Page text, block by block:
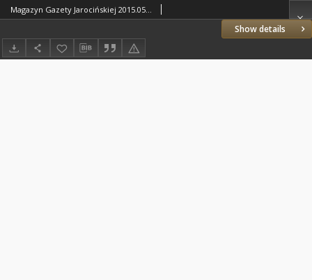
Show details
Magazyn Gazety Jarocińskiej 2015.05.19 Nr21(414)